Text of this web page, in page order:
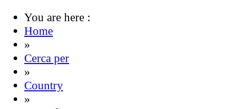
You are here :
Home
»
Cerca per
»
Country
»